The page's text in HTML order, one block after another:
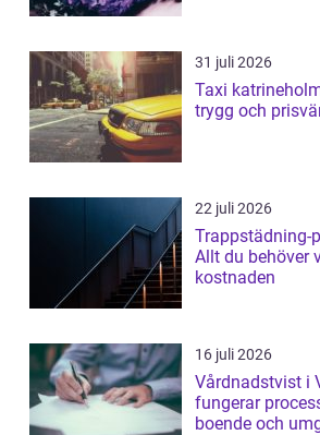
31 juli 2026
Taxi katrineholm så hittar du
trygg och
22 juli 2026
Trappstädning-
Allt du behöver
kostnaden
16 juli 2026
Vårdnadstvist i
fungerar
boende och